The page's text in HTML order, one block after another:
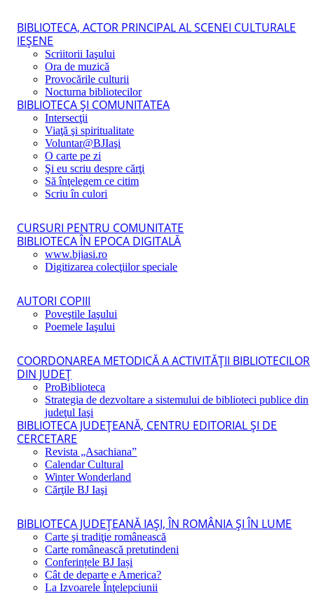
BIBLIOTECA, ACTOR PRINCIPAL AL SCENEI CULTURALE
IEŞENE
Scriitorii Iaşului
Ora de muzică
Provocările culturii
Nocturna bibliotecilor
BIBLIOTECA ŞI COMUNITATEA
Intersecţii
Viaţă şi spiritualitate
Voluntar@BJIaşi
O carte pe zi
Şi eu scriu despre cărţi
Să înţelegem ce citim
Scriu în culori
CURSURI PENTRU COMUNITATE
BIBLIOTECA ÎN EPOCA DIGITALĂ
www.bjiasi.ro
Digitizarea colecţiilor speciale
AUTORI COPIII
Poveştile Iaşului
Poemele Iaşului
COORDONAREA METODICĂ A ACTIVITĂŢII BIBLIOTECILOR
DIN JUDEŢ
ProBiblioteca
Strategia de dezvoltare a sistemului de biblioteci publice din
judeţul Iaşi
BIBLIOTECA JUDEŢEANĂ, CENTRU EDITORIAL ŞI DE
CERCETARE
Revista „Asachiana”
Calendar Cultural
Winter Wonderland
Cărţile BJ Iaşi
BIBLIOTECA JUDEŢEANĂ IAŞI, ÎN ROMÂNIA ŞI ÎN LUME
Carte şi tradiţie românească
Carte românească pretutindeni
Conferințele BJ Iași
Cât de departe e America?
La Izvoarele Înţelepciunii